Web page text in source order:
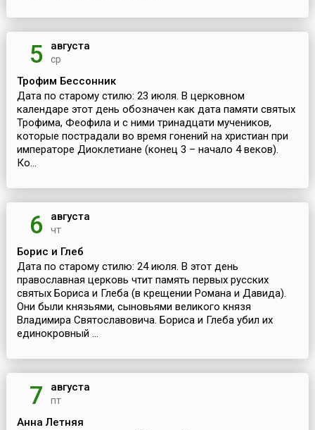
5 августа
ср
Трофим Бессонник
Дата по старому стилю: 23 июля. В церковном
календаре этот день обозначен как дата памяти святых
Трофима, Феофила и с ними тринадцати мучеников,
которые пострадали во время гонений на христиан при
императоре Диоклетиане (конец 3 – начало 4 веков).
Ко...
6 августа
чт
Борис и Глеб
Дата по старому стилю: 24 июля. В этот день
православная церковь чтит память первых русских
святых Бориса и Глеба (в крещении Романа и Давида).
Они были князьями, сыновьями великого князя
Владимира Святославовича. Бориса и Глеба убил их
единокровный ...
7 августа
пт
Анна Летняя